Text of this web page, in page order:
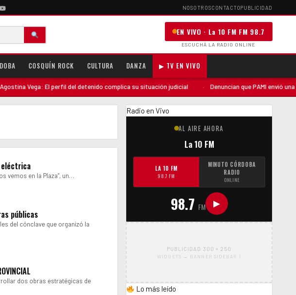
NOSOTROSCONTACTOPUBLICIDAD
EN VIVO · La 10 FM FM 98.7
ESCUCHÁ LA RADIO ONLINE
COSQUÍN ROCK CULTURA DANZA ▶ TV EN VIVO
Vega: El perfil del detenido complica su situación judicial · Denuncian que PAMI envió una
vemos en la Plaza”, un…
públicas
del cónclave que organizó la
dos obras estratégicas de
Radio en Vivo
AL AIRE AHORA
La 10 FM
LA 10 FM
98.7 FM
MINUTO CÓRDOBA
RADIO
ONLINE
98.7 FM ▶
PUBLICIDAD 300 × 250
WIDGETS → BANNER SIDEBAR 1
Lo más leído